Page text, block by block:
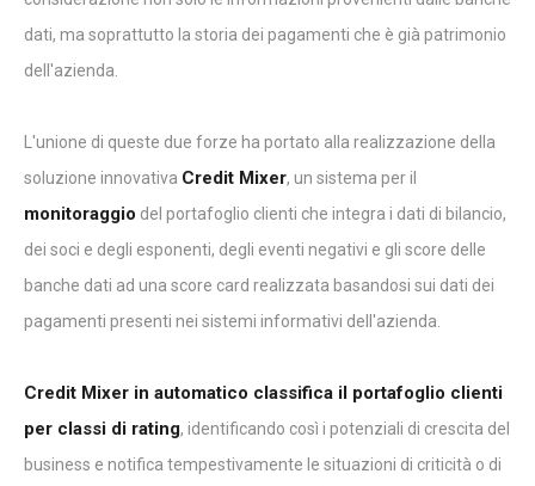
dati, ma soprattutto la storia dei pagamenti che è già patrimonio
dell'azienda.
L'unione di queste due forze ha portato alla realizzazione della
soluzione innovativa Credit Mixer, un sistema per il
monitoraggio del portafoglio clienti che integra i dati di bilancio,
dei soci e degli esponenti, degli eventi negativi e gli score delle
banche dati ad una score card realizzata basandosi sui dati dei
pagamenti presenti nei sistemi informativi dell'azienda.
Credit Mixer in automatico classifica il portafoglio clienti
per classi di rating, identificando così i potenziali di crescita del
business e notifica tempestivamente le situazioni di criticità o di